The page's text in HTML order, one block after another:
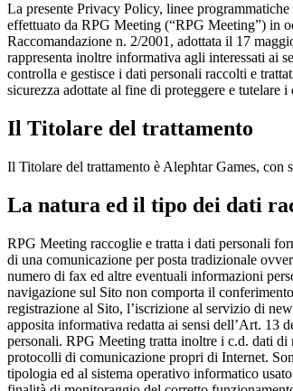
La presente Privacy Policy, linee
effettuato da RPG Meeting (“RPG Meeting”) in
Raccomandazione n. 2/2001, adottata il 17
rappresenta inoltre informativa agli interessati ai
controlla e gestisce i dati personali raccolti e
sicurezza adottate al fine di proteggere e
Il Titolare del trattamento
Il Titolare del trattamento è Alephtar Games,
La natura ed il tipo dei dati
RPG Meeting raccoglie e tratta i dati personali
di una comunicazione per posta tradizionale
numero di fax ed altre eventuali informazioni
navigazione sul Sito non comporta il
registrazione al Sito, l’iscrizione al servizio di
apposita informativa redatta ai sensi dell’Art. 13
personali. RPG Meeting tratta inoltre i c.d. dati
protocolli di comunicazione propri di Internet.
tipologia ed al sistema operativo informatico